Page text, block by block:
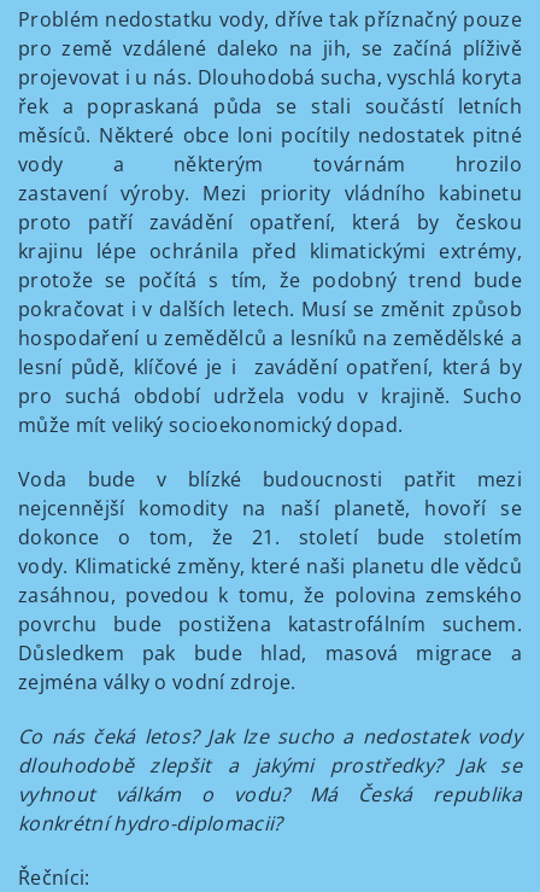
Problém nedostatku vody, dříve tak příznačný pouze
pro země vzdálené daleko na jih, se začíná plíživě
projevovat i u nás. Dlouhodobá sucha, vyschlá koryta
řek a popraskaná půda se stali součástí letních
měsíců. Některé obce loni pocítily nedostatek pitné
vody a některým továrnám hrozilo
zastavení výroby. Mezi priority vládního kabinetu
proto patří zavádění opatření, která by českou
krajinu lépe ochránila před klimatickými extrémy,
protože se počítá s tím, že podobný trend bude
pokračovat i v dalších letech. Musí se změnit způsob
hospodaření u zemědělců a lesníků na zemědělské a
lesní půdě, klíčové je i zavádění opatření, která by
pro suchá období udržela vodu v krajině. Sucho
může mít veliký socioekonomický dopad.
Voda bude v blízké budoucnosti patřit mezi
nejcennější komodity na naší planetě, hovoří se
dokonce o tom, že 21. století bude stoletím
vody. Klimatické změny, které naši planetu dle vědců
zasáhnou, povedou k tomu, že polovina zemského
povrchu bude postižena katastrofálním suchem.
Důsledkem pak bude hlad, masová migrace a
zejména války o vodní zdroje.
Co nás čeká letos? Jak lze sucho a nedostatek vody
dlouhodobě zlepšit a jakými prostředky? Jak se
vyhnout válkám o vodu? Má Česká republika
konkrétní hydro-diplomacii?
Řečníci: